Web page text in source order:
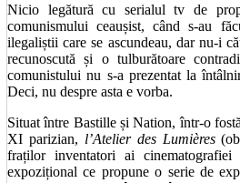
Nicio legătură cu serialul tv de
comunismului ceaușist, când s-au
ilegaliștii care se ascundeau, dar nu-i
recunoscută și o tulburătoare
comunistului nu s-a prezentat la
Deci, nu despre asta e vorba.
Situat între Bastille și Nation, într-o
XI parizian, l’Atelier des Lumières
fraților inventatori ai
expozițional ce propune o serie de